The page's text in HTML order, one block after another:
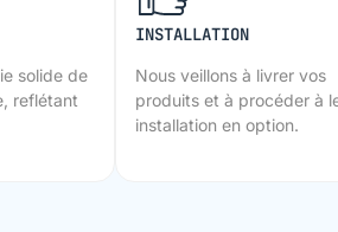
solide de
reflétant
INSTALLATION
Nous veillons à livrer vos
produits et à procéder à
installation en option.